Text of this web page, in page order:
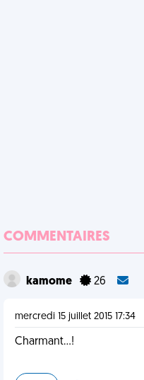
COMMENTAIRES
kamome 26
mercredi 15 juillet 2015 17:34
Charmant...!